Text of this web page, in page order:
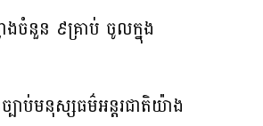
ងចំនួន ៩គ្រាប់ ចូលក្នុង
ាប់មនុស្សធម៌អន្តរជាតិយ៉ាង